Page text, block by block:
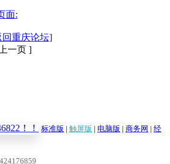
面:
回重庆论坛]
一页 ]
标准版 | 触屏版 | 电脑版 | 商务网 | 经